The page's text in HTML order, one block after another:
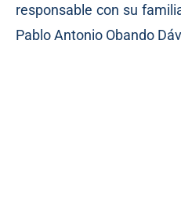
responsable con su
Pablo Antonio Obando